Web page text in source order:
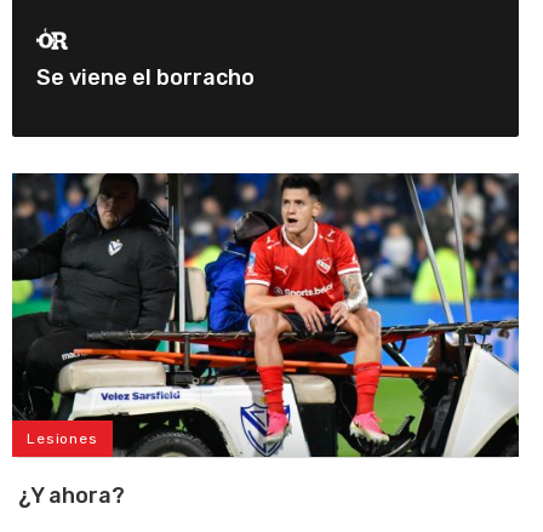
Se viene el borracho
Lesiones
¿Y ahora?